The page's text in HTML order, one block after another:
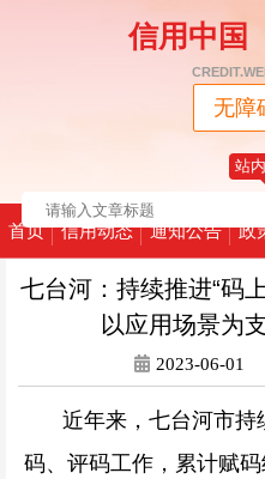
信用中国
无障
站
首页 信用动态 通知公告 政
七台河：持续推进“码
以应用场景为
2023-06-01
近年来，七台河市持
码、评码工作，累计赋